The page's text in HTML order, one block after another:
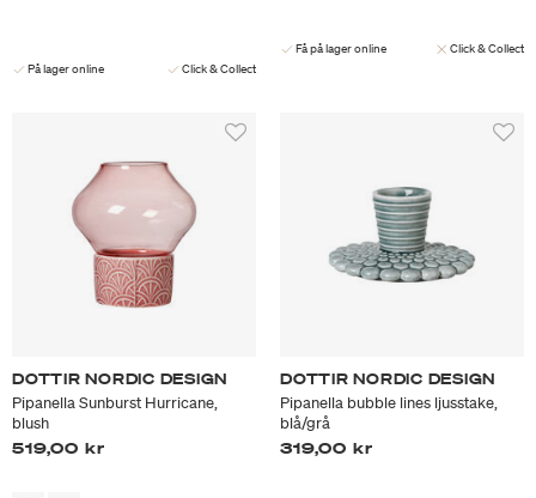
På lager online Click & Collect
Få på lager online Click & Collect
DOTTIR NORDIC DESIGN
Pipanella Sunburst Hurricane,
blush
519,00 kr
DOTTIR NORDIC DESIGN
Pipanella bubble lines ljusstake,
blå/grå
319,00 kr